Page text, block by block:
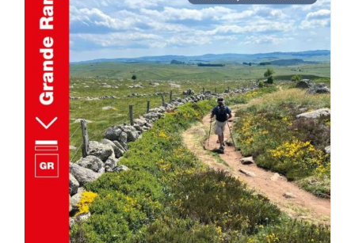
AJOUTER AU PANIER / DÉTAILS